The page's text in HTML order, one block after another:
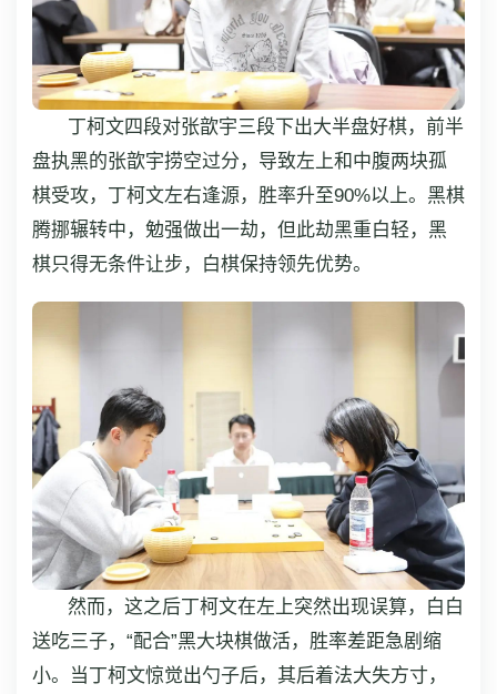
丁柯文四段对张歆宇三段下出大半盘好棋，前半
盘执黑的张歆宇捞空过分，导致左上和中腹两块孤
棋受攻，丁柯文左右逢源，胜率升至90%以上。黑棋
腾挪辗转中，勉强做出一劫，但此劫黑重白轻，黑
棋只得无条件让步，白棋保持领先优势。
然而，这之后丁柯文在左上突然出现误算，白白
送吃三子，“配合”黑大块棋做活，胜率差距急剧缩
小。当丁柯文惊觉出勺子后，其后着法大失方寸，